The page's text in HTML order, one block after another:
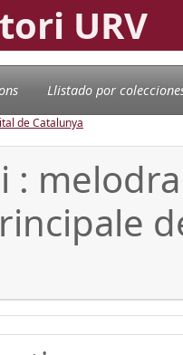
URV
Llistado por
de Catalunya
: